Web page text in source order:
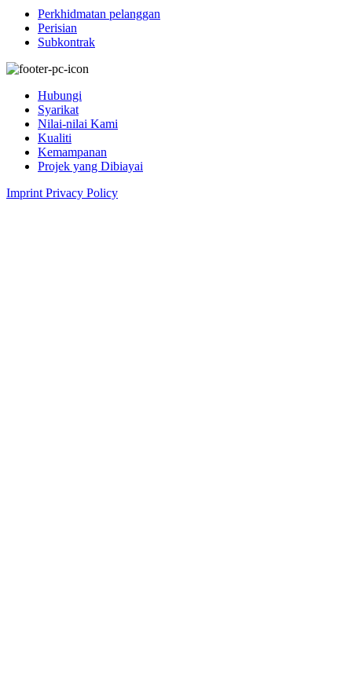
Perkhidmatan pelanggan
Perisian
Subkontrak
Hubungi
Syarikat
Nilai-nilai Kami
Kualiti
Kemampanan
Projek yang Dibiayai
Imprint Privacy Policy